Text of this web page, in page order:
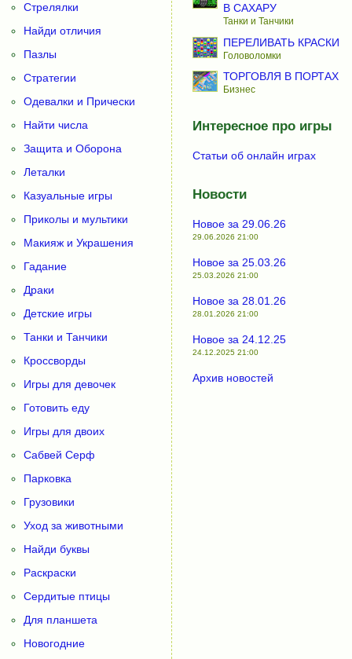
Стрелялки
Найди отличия
Пазлы
Стратегии
Одевалки и Прически
Найти числа
Защита и Оборона
Леталки
Казуальные игры
Приколы и мультики
Макияж и Украшения
Гадание
Драки
Детские игры
Танки и Танчики
Кроссворды
Игры для девочек
Готовить еду
Игры для двоих
Сабвей Серф
Парковка
Грузовики
Уход за животными
Найди буквы
Раскраски
Сердитые птицы
Для планшета
Новогодние
В САХАРУ
Танки и Танчики
ПЕРЕЛИВАТЬ КРАСКИ
Головоломки
ТОРГОВЛЯ В ПОРТАХ
Бизнес
Интересное про игры
Статьи об онлайн играх
Новости
Новое за 29.06.26
29.06.2026 21:00
Новое за 25.03.26
25.03.2026 21:00
Новое за 28.01.26
28.01.2026 21:00
Новое за 24.12.25
24.12.2025 21:00
Архив новостей